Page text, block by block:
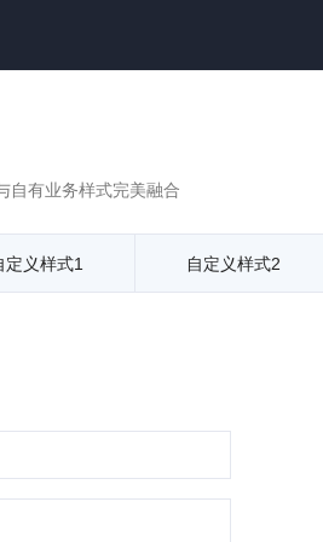
自有业务样式完美融合
定义样式1 自定义样式2